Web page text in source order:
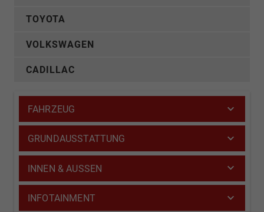
TOYOTA
VOLKSWAGEN
CADILLAC
FAHRZEUG
GRUNDAUSSTATTUNG
INNEN & AUSSEN
INFOTAINMENT